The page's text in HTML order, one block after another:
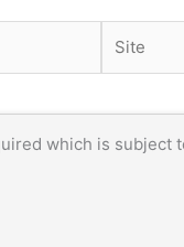
which is subject